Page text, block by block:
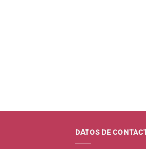
DATOS DE